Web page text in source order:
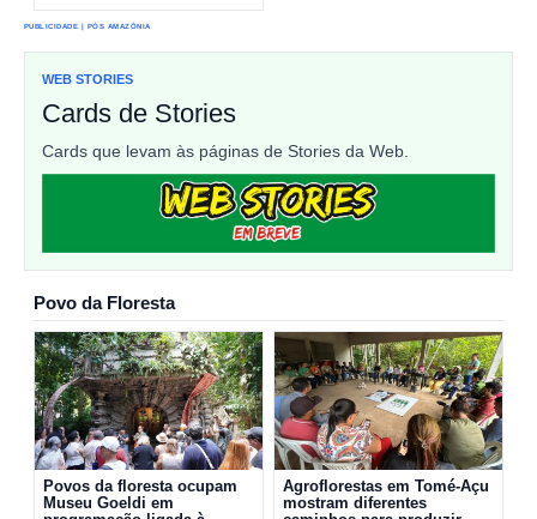
PUBLICIDADE | PÓS AMAZÔNIA
WEB STORIES
Cards de Stories
Cards que levam às páginas de Stories da Web.
Povo da Floresta
Povos da floresta ocupam
Museu Goeldi em
Agroflorestas em Tomé-Açu
mostram diferentes